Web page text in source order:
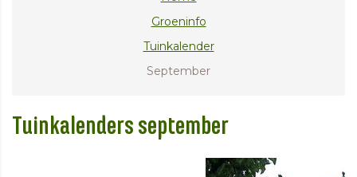
Groeninfo
Tuinkalender
September
Tuinkalenders september